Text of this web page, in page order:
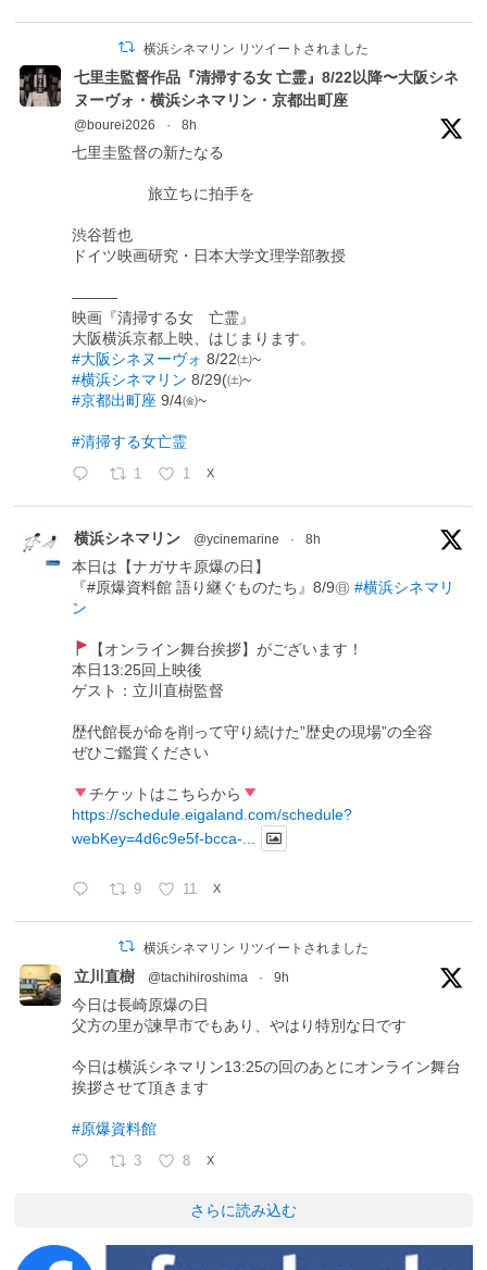
横浜シネマリン リツイートされました
七里圭監督作品『清掃する女 亡霊』8/22以降〜大阪シネ
ヌーヴォ・横浜シネマリン・京都出町座
@bourei2026 · 8h
七里圭監督の新たなる
旅立ちに拍手を
渋谷哲也
ドイツ映画研究・日本大学文理学部教授
―――
映画『清掃する女 亡霊』
大阪横浜京都上映、はじまります。
#大阪シネヌーヴォ 8/22㈯~
#横浜シネマリン 8/29(㈯~
#京都出町座 9/4㈮~
#清掃する女亡霊
1 1 X
横浜シネマリン @ycinemarine · 8h
本日は【ナガサキ原爆の日】
『#原爆資料館 語り継ぐものたち』8/9㊐#横浜シネマリ
ン
【オンライン舞台挨拶】がございます！
本日13:25回上映後
ゲスト：立川直樹監督
歴代館長が命を削って守り続けた”歴史の現場”の全容
ぜひご鑑賞ください
チケットはこちらから
https://schedule.eigaland.com/schedule?
webKey=4d6c9e5f-bcca-...
9 11 X
横浜シネマリン リツイートされました
立川直樹 @tachihiroshima · 9h
今日は長崎原爆の日
父方の里が諫早市でもあり、やはり特別な日です
今日は横浜シネマリン13:25の回のあとにオンライン舞台
挨拶させて頂きます
#原爆資料館
3 8 X
さらに読み込む